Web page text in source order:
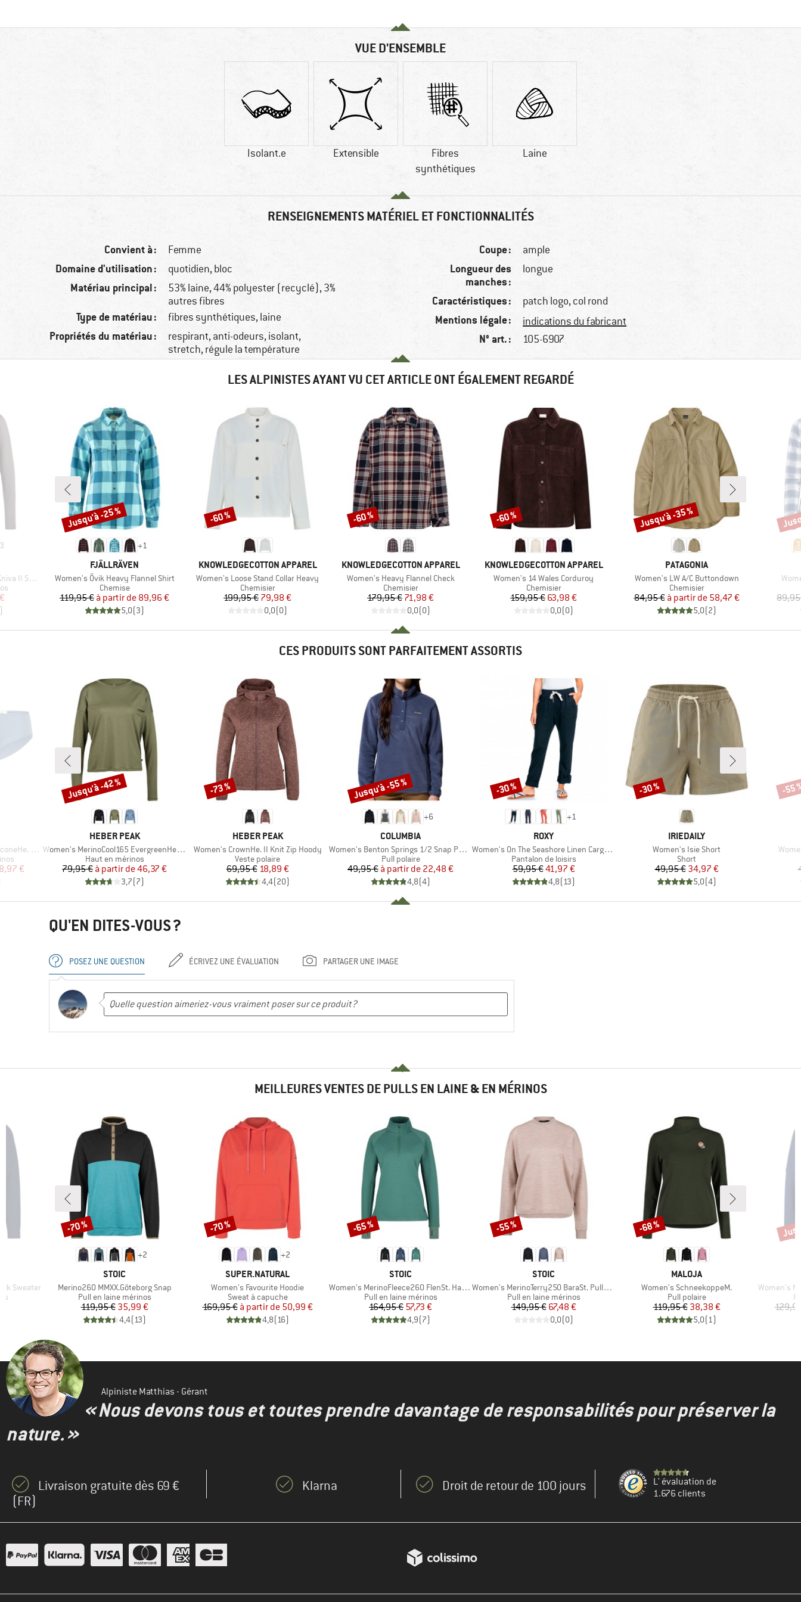
VUE D'ENSEMBLE
Isolant.e Extensible
Fibres
synthétiques
Laine
RENSEIGNEMENTS MATÉRIEL ET FONCTIONNALITÉS
Convient à : Femme
Domaine d'utilisation : quotidien, bloc
Matériau principal :
53% laine, 44% polyester (recyclé), 3%
autres fibres
Type de matériau : fibres synthétiques, laine
Propriétés du matériau :
respirant, anti-odeurs, isolant,
stretch, régule la température
Coupe : ample
Longueur des
manches :
longue
Caractéristiques : patch logo, col rond
Mentions légale : indications du fabricant
N° art. : 105-6907
LES ALPINISTES AYANT VU CET ARTICLE ONT ÉGALEMENT REGARDÉ
3
Sweater
+1
MARQUE
FJÄLLRÄVEN
Article
Women's Övik Heavy Flannel Shirt
Product group
Chemise
Prix
119,95 € Prix réduit
à partir de 89,96 €
5,0(3)
Remise
Jusqu'à -25 %
MARQUE
KNOWLEDGECOTTON APPAREL
Article
Women's Loose Stand Collar Heavy
Product group
Chemisier
Prix
199,95 €Prix réduit
79,98 €
0,0(0)
Remise
-60 %
MARQUE
KNOWLEDGECOTTON APPAREL
Article
Women's Heavy Flannel Check
Product group
Chemisier
Prix
179,95 €Prix réduit
71,98 €
0,0(0)
Remise
-60 %
MARQUE
KNOWLEDGECOTTON APPAREL
Article
Women's 14 Wales Corduroy
Product group
Chemisier
Prix
159,95 €Prix réduit
63,98 €
0,0(0)
Remise
-60 %
MARQUE
PATAGONIA
Article
Women's LW A/C Buttondown
Product group
Chemisier
Prix
84,95 € Prix réduit
à partir de 58,47 €
5,0(2)
Remise
Jusqu'à -35 %
CES PRODUITS SONT PARFAITEMENT ASSORTIS
2-Pack
€
MARQUE
HEBER PEAK
Article
Women's MerinoCool165 EvergreenHe. L/S
Product group
Haut en mérinos
Prix
79,95 € Prix réduit
à partir de46,37 €
3,7(7)
Remise
Jusqu'à -42 %
MARQUE
HEBER PEAK
Article
Women's CrownHe. II Knit Zip Hoody
Product group
Veste polaire
Prix
69,95 €Prix réduit
18,89 €
4,4(20)
Remise
-73 %
+6
MARQUE
COLUMBIA
Article
Women's Benton Springs 1/2 Snap Pull Over II
Product group
Pull polaire
Prix
49,95 € Prix réduit
à partir de 22,48 €
4,8(4)
Remise
Jusqu'à -55 %
+1
MARQUE
ROXY
Article
Women's On The Seashore Linen Cargo Trousers
Product group
Pantalon de loisirs
Prix
59,95 €Prix réduit
41,97 €
4,8(13)
Remise
-30 %
MARQUE
IRIEDAILY
Article
Women's Isie Short
Product group
Short
Prix
49,95 €Prix réduit
34,97 €
5,0(4)
Remise
-30 %
Article
-55
QU'EN DITES-VOUS ?
POSEZ UNE QUESTION ÉCRIVEZ UNE ÉVALUATION PARTAGER UNE IMAGE
MEILLEURES VENTES DE PULLS EN LAINE & EN MÉRINOS
Sweater
+2
MARQUE
STOIC
Article
Merino260 MMXX.Göteborg Snap
Product group
Pull en laine mérinos
Prix
119,95 €Prix réduit
35,99 €
4,4(13)
Remise
-70 %
+2
MARQUE
SUPER.NATURAL
Article
Women's Favourite Hoodie
Product group
Sweat à capuche
Prix
169,95 € Prix réduit
à partir de 50,99 €
4,8(16)
Remise
-70 %
MARQUE
STOIC
Article
Women's MerinoFleece260 FlenSt. Half Zip
Product group
Pull en laine mérinos
Prix
164,95 €Prix réduit
57,73 €
4,9(7)
Remise
-65 %
MARQUE
STOIC
Article
Women's MerinoTerry250 BaraSt. Pullover
Product group
Pull en laine mérinos
Prix
149,95 €Prix réduit
67,48 €
0,0(0)
Remise
-55 %
MARQUE
MALOJA
Article
Women's SchneekoppeM.
Product group
Pull polaire
Prix
119,95 €Prix réduit
38,38 €
5,0(1)
Remise
-68 %
Article
Women's
Alpiniste Matthias - Gérant
« Nous devons tous et toutes prendre davantage de responsabilités pour préserver la
nature. »
Livraison gratuite dès 69 €
(FR)
Klarna Droit de retour de 100 jours
L' évaluation de
1.676 clients